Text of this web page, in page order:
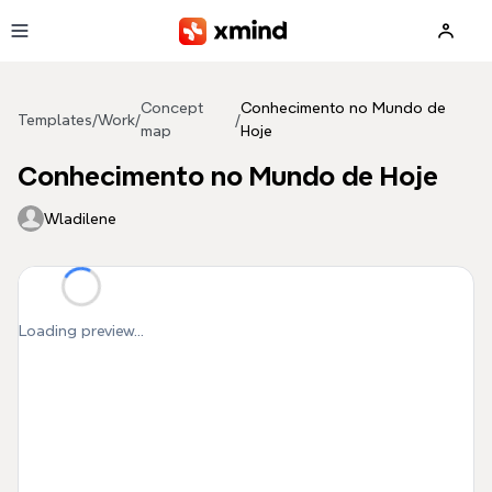
Templates/Work/
Concept
map
/
Conhecimento no Mundo de
Hoje
Conhecimento no Mundo de Hoje
Wladilene
Loading preview...